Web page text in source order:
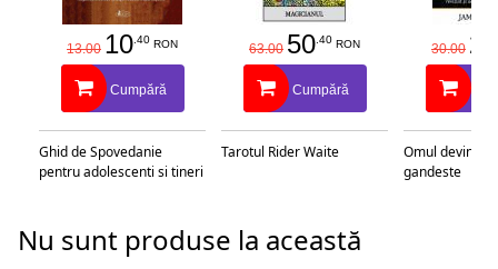
13.00 10.40 RON
Cumpără
Ghid de Spovedanie
pentru adolescenti si tineri
63.00 50.40 RON
Cumpără
Tarotul Rider Waite
30.00 25
Omul devine
gandeste
Nu sunt produse la această